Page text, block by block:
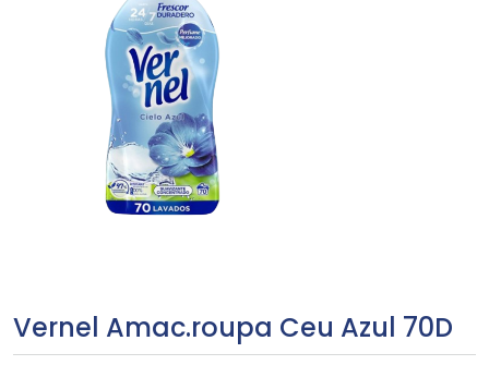
Vernel Amac.roupa Ceu Azul 70D